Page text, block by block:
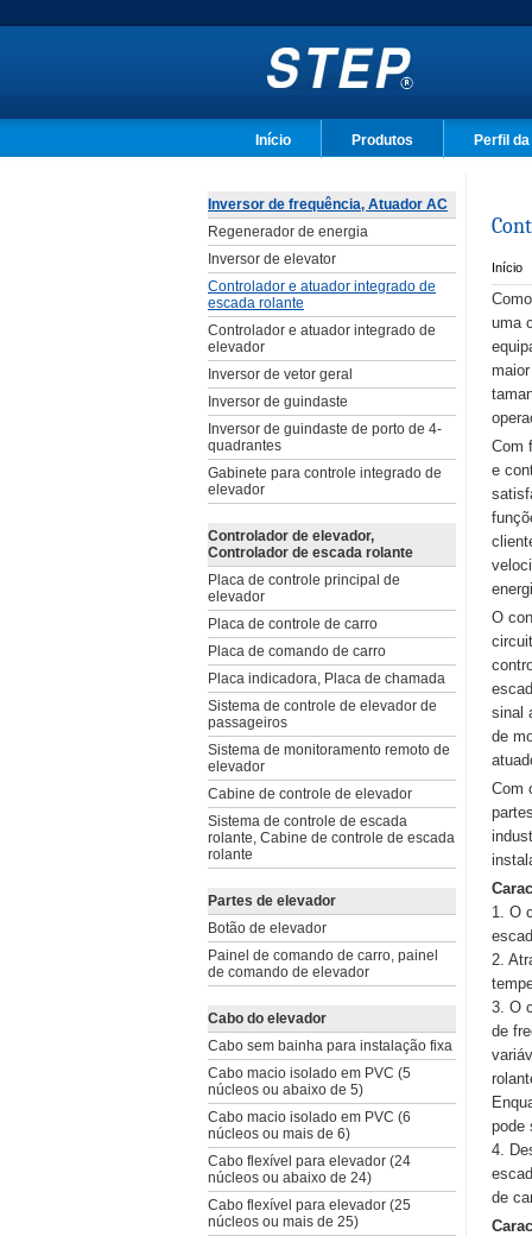
Início Produtos Perfil
Início
uma
Com
e
O
sinal
de
Com
1. O
2.
3. O
de
pode
4.
de
Inversor de frequência, Atuador AC
Regenerador de energia
Inversor de elevator
Controlador e atuador integrado de
escada rolante
Controlador e atuador integrado de
elevador
Inversor de vetor geral
Inversor de guindaste
Inversor de guindaste de porto de 4-
quadrantes
Gabinete para controle integrado de
elevador
Controlador de elevador,
Controlador de escada rolante
Placa de controle principal de
elevador
Placa de controle de carro
Placa de comando de carro
Placa indicadora, Placa de chamada
Sistema de controle de elevador de
passageiros
Sistema de monitoramento remoto de
elevador
Cabine de controle de elevador
Sistema de controle de escada
rolante, Cabine de controle de escada
rolante
Partes de elevador
Botão de elevador
Painel de comando de carro, painel
de comando de elevador
Cabo do elevador
Cabo sem bainha para instalação fixa
Cabo macio isolado em PVC (5
núcleos ou abaixo de 5)
Cabo macio isolado em PVC (6
núcleos ou mais de 6)
Cabo flexível para elevador (24
núcleos ou abaixo de 24)
Cabo flexível para elevador (25
núcleos ou mais de 25)